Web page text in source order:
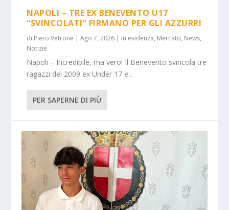
NAPOLI – TRE EX BENEVENTO U17
“SVINCOLATI” FIRMANO PER GLI AZZURRI
di Piero Vetrone |Ago 7, 2026 | In evidenza, Mercato, News,
Notizie
Napoli – Incredibile, ma vero! Il Benevento svincola tre
ragazzi del 2009 ex Under 17 e...
PER SAPERNE DI PIÙ